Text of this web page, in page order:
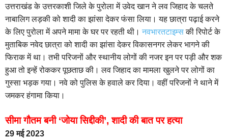
उत्तराखंड के उत्तरकाशी जिले के पुरोला में उवेद खान ने लव जिहाद के चलते
नाबालिग लड़की को शादी का झांसा देकर फंसा लिया। यह छात्रा पढ़ाई करने
के लिए पुरोला में अपने मामा के घर पर रहती थी। नवभारतटाइम्सकी रिपोर्ट के
मुताबिक नवेद छात्रा को शादी का झांसा देकर विकासनगर लेकर भागने की
फिराक में था। तभी परिजनों और स्थानीय लोगों की नजर इन पर पड़ी और शक
हुआ तो इन्हें रोककर पूछताछ की। लव जिहाद का मामला खुलने पर लोगों का
गुस्सा भड़क गया। नवे को पुलिस के हवाले कर दिया। वहीं परिजनों ने थाने में
जमकर हंगामा किया।
सीमा गौतम बनी ‘जोया सिद्दीकी’, शादी की बात पर हत्या
29 मई 2023